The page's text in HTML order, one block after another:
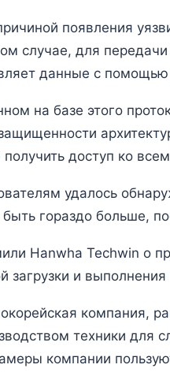
появления
случае, для
данные с
на базе этого
доступ ко
удалось
гораздо больше,
Hanwha Techwin о
загрузки и
компания,
техники для
компании